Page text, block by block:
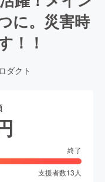
に。災害時
！！
ダクト
終了
支援者数13 人